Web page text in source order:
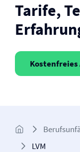
Tarife,
LVM